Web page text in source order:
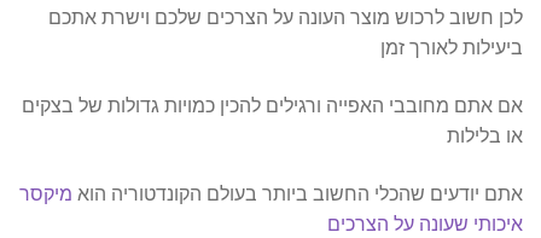
לכן חשוב לרכוש מוצר העונה על הצרכים שלכם וישרת אתכם
ביעילות לאורך זמן
אם אתם מחובבי האפייה ורגילים להכין כמויות גדולות של בצקים
או בלילות
אתם יודעים שהכלי החשוב ביותר בעולם הקונדטוריה הוא מיקסר
איכותי שעונה על הצרכים